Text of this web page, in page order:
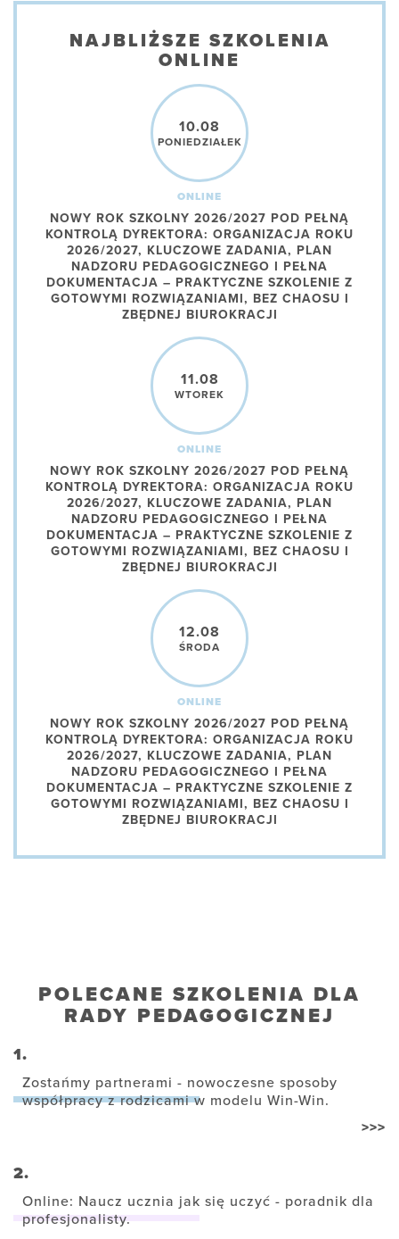
NAJBLIŻSZE SZKOLENIA
ONLINE
10.08
PONIEDZIAŁEK
ONLINE
NOWY ROK SZKOLNY 2026/2027 POD PEŁNĄ
KONTROLĄ DYREKTORA: ORGANIZACJA ROKU
2026/2027, KLUCZOWE ZADANIA, PLAN
NADZORU PEDAGOGICZNEGO I PEŁNA
DOKUMENTACJA – PRAKTYCZNE SZKOLENIE Z
GOTOWYMI ROZWIĄZANIAMI, BEZ CHAOSU I
ZBĘDNEJ BIUROKRACJI
11.08
WTOREK
ONLINE
NOWY ROK SZKOLNY 2026/2027 POD PEŁNĄ
KONTROLĄ DYREKTORA: ORGANIZACJA ROKU
2026/2027, KLUCZOWE ZADANIA, PLAN
NADZORU PEDAGOGICZNEGO I PEŁNA
DOKUMENTACJA – PRAKTYCZNE SZKOLENIE Z
GOTOWYMI ROZWIĄZANIAMI, BEZ CHAOSU I
ZBĘDNEJ BIUROKRACJI
12.08
ŚRODA
ONLINE
NOWY ROK SZKOLNY 2026/2027 POD PEŁNĄ
KONTROLĄ DYREKTORA: ORGANIZACJA ROKU
2026/2027, KLUCZOWE ZADANIA, PLAN
NADZORU PEDAGOGICZNEGO I PEŁNA
DOKUMENTACJA – PRAKTYCZNE SZKOLENIE Z
GOTOWYMI ROZWIĄZANIAMI, BEZ CHAOSU I
ZBĘDNEJ BIUROKRACJI
POLECANE SZKOLENIA DLA
RADY PEDAGOGICZNEJ
1.
Zostańmy partnerami - nowoczesne sposoby
współpracy z rodzicami w modelu Win-Win.
>>>
2.
Online: Naucz ucznia jak się uczyć - poradnik dla
profesjonalisty.